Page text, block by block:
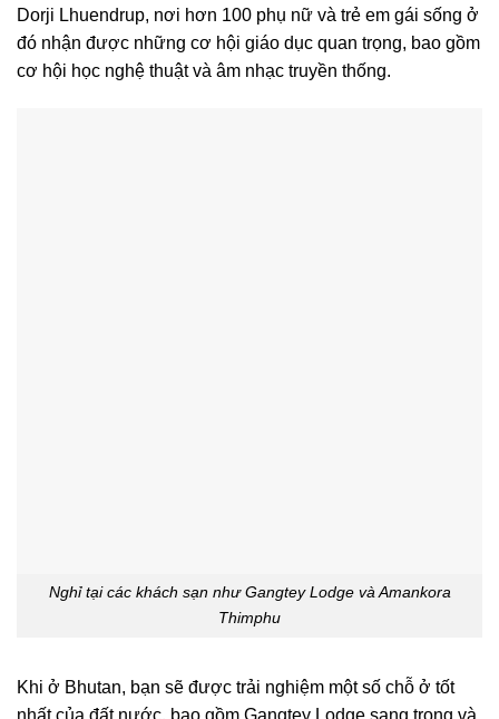
Dorji Lhuendrup, nơi hơn 100 phụ nữ và trẻ em gái sống ở
đó nhận được những cơ hội giáo dục quan trọng, bao gồm
cơ hội học nghệ thuật và âm nhạc truyền thống.
Nghỉ tại các khách sạn như Gangtey Lodge và Amankora
Thimphu
Khi ở Bhutan, bạn sẽ được trải nghiệm một số chỗ ở tốt